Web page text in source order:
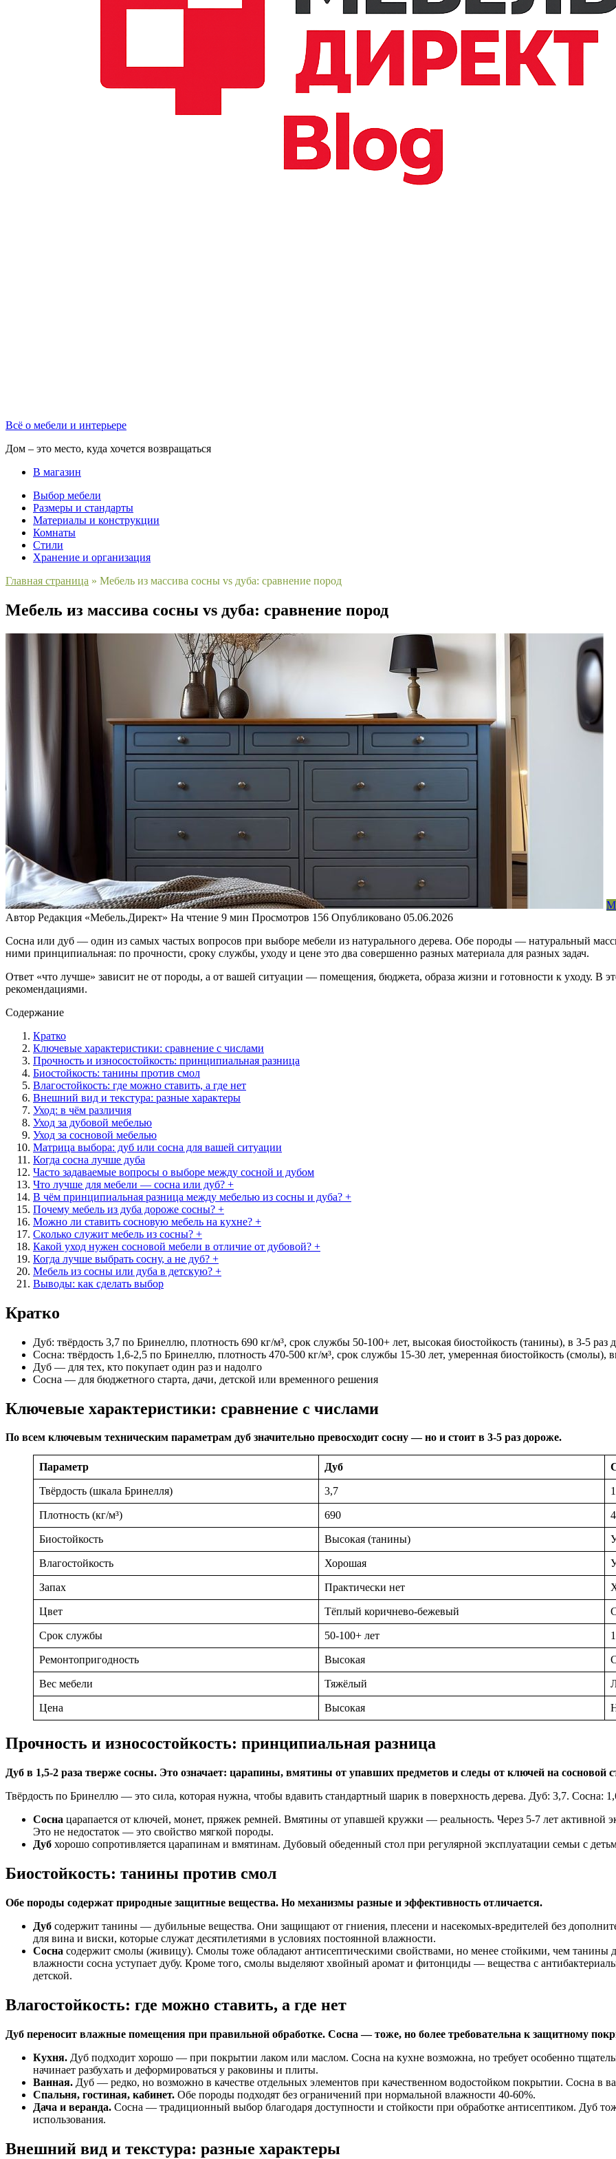
Всё о мебели и интерьере
Дом – это место, куда хочется возвращаться
В магазин
Выбор мебели
Размеры и стандарты
Материалы и конструкции
Комнаты
Стили
Хранение и организация
Главная страница » Мебель из массива сосны vs дуба: сравнение пород
Мебель из массива сосны vs дуба: сравнение пород
Автор Редакция «Мебель.Директ» На чтение 9 мин Просмотров 156 Опубликовано 05.06.2026
Сосна или дуб — один из самых частых вопросов при выборе мебели из натурального дерева. Обе породы — натуральный
ними принципиальная: по прочности, сроку службы, уходу и цене это два совершенно разных материала для разных задач.
Ответ «что лучше» зависит не от породы, а от вашей ситуации — помещения, бюджета, образа жизни и готовности к уходу. В
рекомендациями.
Содержание
Кратко
Ключевые характеристики: сравнение с числами
Прочность и износостойкость: принципиальная разница
Биостойкость: танины против смол
Влагостойкость: где можно ставить, а где нет
Внешний вид и текстура: разные характеры
Уход: в чём различия
Уход за дубовой мебелью
Уход за сосновой мебелью
Матрица выбора: дуб или сосна для вашей ситуации
Когда сосна лучше дуба
Часто задаваемые вопросы о выборе между сосной и дубом
Что лучше для мебели — сосна или дуб? +
В чём принципиальная разница между мебелью из сосны и дуба? +
Почему мебель из дуба дороже сосны? +
Можно ли ставить сосновую мебель на кухне? +
Сколько служит мебель из сосны? +
Какой уход нужен сосновой мебели в отличие от дубовой? +
Когда лучше выбрать сосну, а не дуб? +
Мебель из сосны или дуба в детскую? +
Выводы: как сделать выбор
Кратко
Дуб: твёрдость 3,7 по Бринеллю, плотность 690 кг/м³, срок службы 50-100+ лет, высокая биостойкость (танины), в 3-5 раз
Сосна: твёрдость 1,6-2,5 по Бринеллю, плотность 470-500 кг/м³, срок службы 15-30 лет, умеренная биостойкость (смолы),
Дуб — для тех, кто покупает один раз и надолго
Сосна — для бюджетного старта, дачи, детской или временного решения
Ключевые характеристики: сравнение с числами
По всем ключевым техническим параметрам дуб значительно превосходит сосну — но и стоит в 3-5 раз дороже.
Параметр Дуб
Твёрдость (шкала Бринелля) 3,7
Плотность (кг/м³) 690
Биостойкость Высокая (танины)
Влагостойкость Хорошая
Запах Практически нет
Цвет Тёплый коричнево-бежевый
Срок службы 50-100+ лет
Ремонтопригодность Высокая
Вес мебели Тяжёлый
Цена Высокая
Прочность и износостойкость: принципиальная разница
Дуб в 1,5-2 раза тверже сосны. Это означает: царапины, вмятины от упавших предметов и следы от ключей на
Твёрдость по Бринеллю — это сила, которая нужна, чтобы вдавить стандартный шарик в поверхность дерева. Дуб: 3,7. Сосна:
Сосна царапается от ключей, монет, пряжек ремней. Вмятины от упавшей кружки — реальность. Через 5-7 лет активной
Это не недостаток — это свойство мягкой породы.
Дуб хорошо сопротивляется царапинам и вмятинам. Дубовый обеденный стол при регулярной эксплуатации семьи с
Биостойкость: танины против смол
Обе породы содержат природные защитные вещества. Но механизмы разные и эффективность отличается.
Дуб содержит танины — дубильные вещества. Они защищают от гниения, плесени и насекомых-вредителей без
для вина и виски, которые служат десятилетиями в условиях постоянной влажности.
Сосна содержит смолы (живицу). Смолы тоже обладают антисептическими свойствами, но менее стойкими, чем танины
влажности сосна уступает дубу. Кроме того, смолы выделяют хвойный аромат и фитонциды — вещества с
детской.
Влагостойкость: где можно ставить, а где нет
Дуб переносит влажные помещения при правильной обработке. Сосна — тоже, но более требовательна к защитному
Кухня. Дуб подходит хорошо — при покрытии лаком или маслом. Сосна на кухне возможна, но требует особенно
начинает разбухать и деформироваться у раковины и плиты.
Ванная. Дуб — редко, но возможно в качестве отдельных элементов при качественном водостойком покрытии. Сосна в
Спальня, гостиная, кабинет. Обе породы подходят без ограничений при нормальной влажности 40-60%.
Дача и веранда. Сосна — традиционный выбор благодаря доступности и стойкости при обработке антисептиком. Дуб
использования.
Внешний вид и текстура: разные характеры